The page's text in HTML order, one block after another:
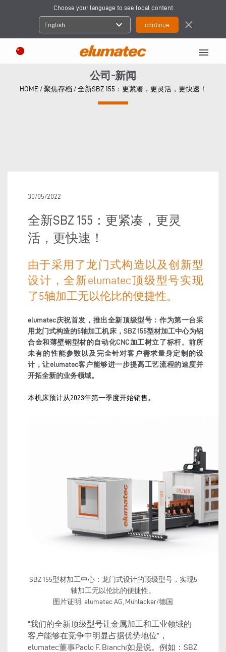
Choose your language to see local content
English expand_more close
menu
公司-新闻
HOME / 聚焦存档 / 全新SBZ 155：更紧凑，更灵活，更快速！
30/05/2022
全新SBZ 155：更紧凑，更灵
活，更快速！
由于采用了龙门式构造以及创新型
设计，全新elumatec顶级型号实现
了5轴加工无以伦比的便捷性。
elumatec庆祝首发，推出全新顶级型号：作为第一台采
用龙门式构造的5轴加工机床， SBZ 155型材加工中心为铝
合金和薄壁钢型材的自动化CNC加工树立了标杆。前所
未有的性能参数以及完全针对客户需求量身定制的设
计，让elumatec客户能够进一步提高工艺流程的速度并
开拓全新的业务领域。
本机床预计从2023年第一季度开始销售。
SBZ 155型材加工中心：龙门式设计的顶级型号，实现5
轴加工无以伦比的便捷性。
图片证明: elumatec AG, Mühlacker/德国
“我们的全新顶级型号让金属加工和工业领域的
客户能够在竞争中明显占据优势地位”，
elumatec董事Paolo F. Bianchi如是说。例如：SBZ